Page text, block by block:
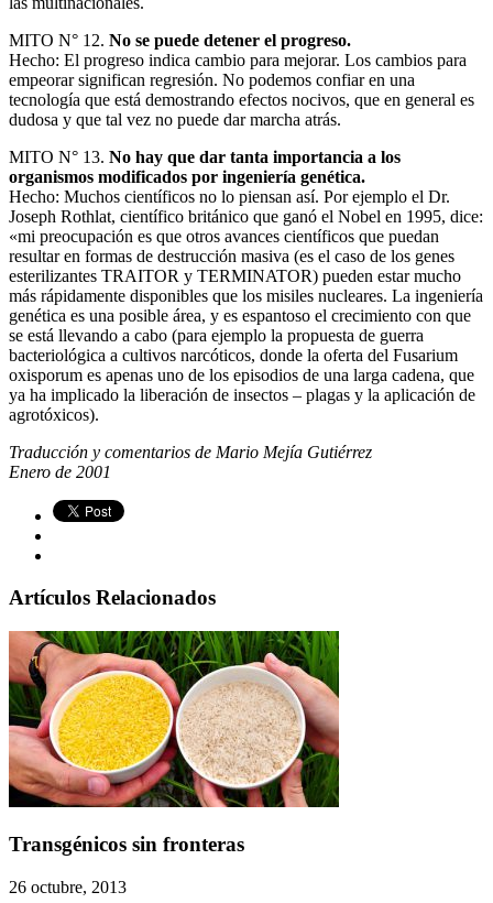
MITO N° 12. No se puede detener el progreso.
Hecho: El progreso indica cambio para mejorar. Los cambios para
empeorar significan regresión. No podemos confiar en una
tecnología que está demostrando efectos nocivos, que en general es
dudosa y que tal vez no puede dar marcha atrás.
MITO N° 13. No hay que dar tanta importancia a los
organismos modificados por ingeniería genética.
Hecho: Muchos científicos no lo piensan así. Por ejemplo el Dr.
Joseph Rothlat, científico británico que ganó el Nobel en 1995, dice:
«mi preocupación es que otros avances científicos que puedan
resultar en formas de destrucción masiva (es el caso de los genes
esterilizantes TRAITOR y TERMINATOR) pueden estar mucho
más rápidamente disponibles que los misiles nucleares. La ingeniería
genética es una posible área, y es espantoso el crecimiento con que
se está llevando a cabo (para ejemplo la propuesta de guerra
bacteriológica a cultivos narcóticos, donde la oferta del Fusarium
oxisporum es apenas uno de los episodios de una larga cadena, que
ya ha implicado la liberación de insectos – plagas y la aplicación de
agrotóxicos).
Traducción y comentarios de Mario Mejía Gutiérrez
Enero de 2001
Artículos Relacionados
Transgénicos sin fronteras
26 octubre, 2013